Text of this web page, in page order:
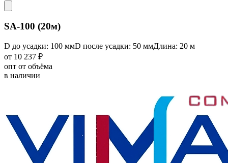
SA-100 (20м)
D до усадки: 100 ммD после усадки: 50 ммДлина: 20 м
от 10 237 ₽
опт от объёма
в наличии